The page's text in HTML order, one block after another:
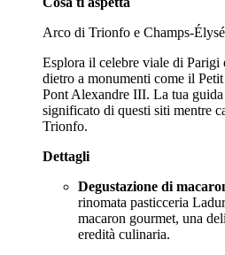
Arco di Trionfo e Champs-
Esplora il celebre viale di Parigi
dietro a monumenti come il
Pont Alexandre III. La tua
significato di questi siti mentre
Trionfo.
Dettagli
Degustazione di
rinomata pasticceria
macaron gourmet, una
eredità culinaria.